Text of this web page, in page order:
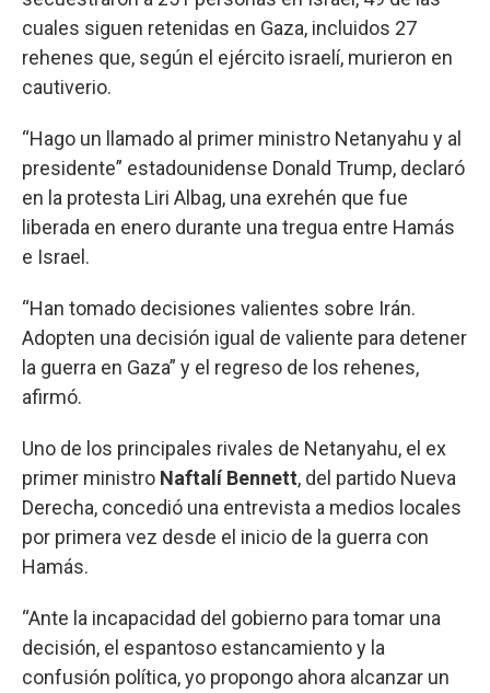
cuales siguen retenidas en Gaza, incluidos 27
rehenes que, según el ejército israelí, murieron en
cautiverio.
“Hago un llamado al primer ministro Netanyahu y al
presidente” estadounidense Donald Trump, declaró
en la protesta Liri Albag, una exrehén que fue
liberada en enero durante una tregua entre Hamás
e Israel.
“Han tomado decisiones valientes sobre Irán.
Adopten una decisión igual de valiente para detener
la guerra en Gaza” y el regreso de los rehenes,
afirmó.
Uno de los principales rivales de Netanyahu, el ex
primer ministro Naftalí Bennett, del partido Nueva
Derecha, concedió una entrevista a medios locales
por primera vez desde el inicio de la guerra con
Hamás.
“Ante la incapacidad del gobierno para tomar una
decisión, el espantoso estancamiento y la
confusión política, yo propongo ahora alcanzar un